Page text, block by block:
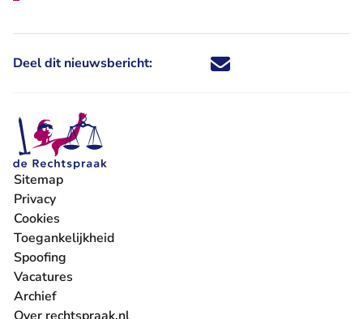
Deel dit nieuwsbericht: Deel dit nieuwsbericht via X -
Deel dit nieuwsbericht via
Deel dit nieuwsbericht
Deel dit
Sitemap
Privacy
Cookies
Toegankelijkheid
Spoofing
Vacatures
- U verlaat Rechtspraak.nl
Archief